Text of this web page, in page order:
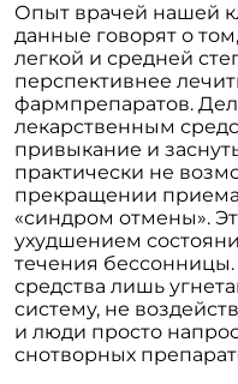
Опыт врачей нашей
данные говорят о
легкой и средней
перспективнее
фармпрепаратов.
лекарственным
привыкание и
практически не
прекращении
«синдром отмены».
ухудшением
течения
средства лишь
систему, не
и люди просто
снотворных